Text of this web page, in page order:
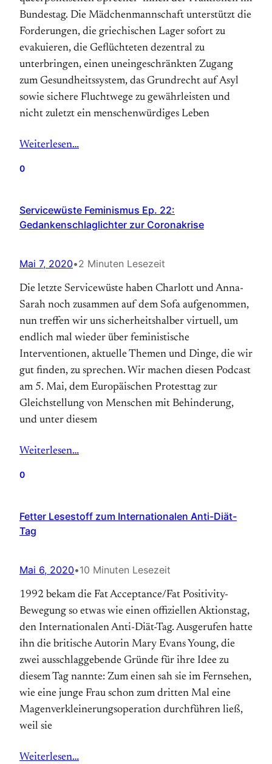
Bundestag. Die Mädchenmannschaft unterstützt die
Forderungen, die griechischen Lager sofort zu
evakuieren, die Geflüchteten dezentral zu
unterbringen, einen uneingeschränkten Zugang
zum Gesundheitssystem, das Grundrecht auf Asyl
sowie sichere Fluchtwege zu gewährleisten und
nicht zuletzt ein menschenwürdiges Leben
Weiterlesen…
0
Servicewüste Feminismus Ep. 22:
Gedankenschlaglichter zur Coronakrise
Mai 7, 2020•2 Minuten Lesezeit
Die letzte Servicewüste haben Charlott und Anna-
Sarah noch zusammen auf dem Sofa aufgenommen,
nun treffen wir uns sicherheitshalber virtuell, um
endlich mal wieder über feministische
Interventionen, aktuelle Themen und Dinge, die wir
gut finden, zu sprechen. Wir machen diesen Podcast
am 5. Mai, dem Europäischen Protesttag zur
Gleichstellung von Menschen mit Behinderung,
und unter diesem
Weiterlesen…
0
Fetter Lesestoff zum Internationalen Anti-Diät-
Tag
Mai 6, 2020•10 Minuten Lesezeit
1992 bekam die Fat Acceptance/Fat Positivity-
Bewegung so etwas wie einen offiziellen Aktions­tag,
den Internationalen Anti-Diät-Tag. Aus­gerufen hatte
ihn die britische Autorin Mary Evans Young, die
zwei ausschlaggebende Gründe für ihre Idee zu
diesem Tag nannte: Zum einen sah sie im Fernsehen,
wie eine junge Frau schon zum dritten Mal eine
Magen­verkleinerungs­operation durchführen ließ,
weil sie
Weiterlesen…